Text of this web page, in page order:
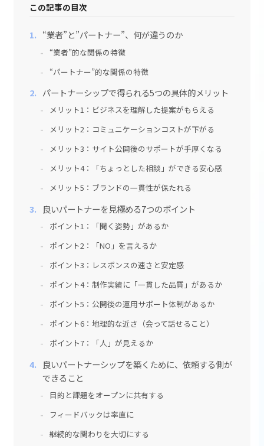
この記事の目次
“業者”と”パートナー”、何が違うのか
“業者”的な関係の特徴
“パートナー”的な関係の特徴
パートナーシップで得られる5つの具体的メリット
メリット1：ビジネスを理解した提案がもらえる
メリット2：コミュニケーションコストが下がる
メリット3：サイト公開後のサポートが手厚くなる
メリット4：「ちょっとした相談」ができる安心感
メリット5：ブランドの一貫性が保たれる
良いパートナーを見極める7つのポイント
ポイント1：「聞く姿勢」があるか
ポイント2：「NO」を言えるか
ポイント3：レスポンスの速さと安定感
ポイント4：制作実績に「一貫した品質」があるか
ポイント5：公開後の運用サポート体制があるか
ポイント6：地理的な近さ（会って話せること）
ポイント7：「人」が見えるか
良いパートナーシップを築くために、依頼する側が
できること
目的と課題をオープンに共有する
フィードバックは率直に
継続的な関わりを大切にする